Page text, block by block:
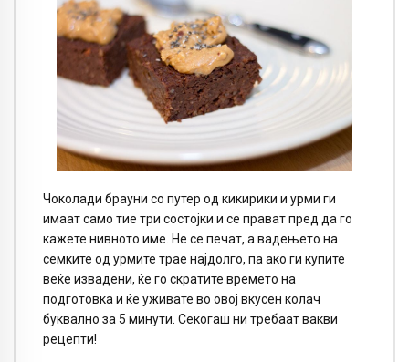
Чоколади брауни со путер од кикирики и урми ги
имаат само тие три состојки и се прават пред да го
кажете нивното име. Не се печат, а вадењето на
семките од урмите трае најдолго, па ако ги купите
веќе извадени, ќе го скратите времето на
подготовка и ќе уживате во овој вкусен колач
буквално за 5 минути. Секогаш ни требаат вакви
рецепти!